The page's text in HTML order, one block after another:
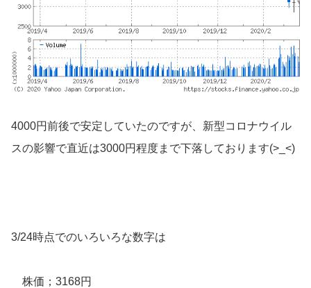
4000円前後で安定していたのですが、新型コロナウイル
スの影響で直近は3000円程度まで下落しております(>_<)
3/24時点でのいろいろな数字は
株価；3168円